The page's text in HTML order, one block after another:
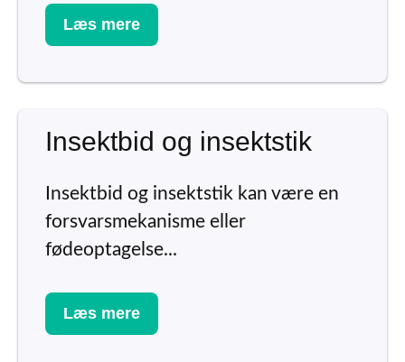
Læs mere
Insektbid og insektstik
Insektbid og insektstik kan være en
forsvarsmekanisme eller
fødeoptagelse...
Læs mere